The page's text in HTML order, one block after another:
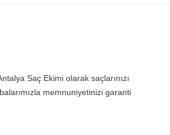
Saç Ekimi olarak saçlarınızı
memnuniyetinizi garanti